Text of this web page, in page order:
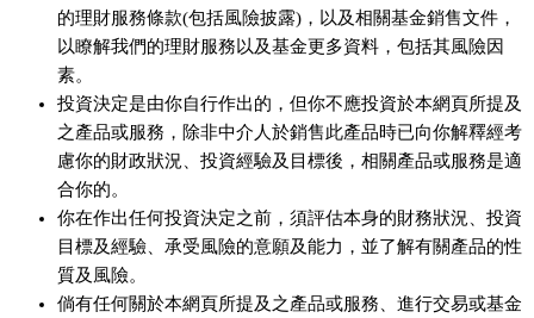
的理財服務條款(包括風險披露)，以及相關基金銷售文件，
以瞭解我們的理財服務以及基金更多資料，包括其風險因
素。
投資決定是由你自行作出的，但你不應投資於本網頁所提及
之產品或服務，除非中介人於銷售此產品時已向你解釋經考
慮你的財政狀況、投資經驗及目標後，相關產品或服務是適
合你的。
你在作出任何投資決定之前，須評估本身的財務狀況、投資
目標及經驗、承受風險的意願及能力，並了解有關產品的性
質及風險。
倘有任何關於本網頁所提及之產品或服務、進行交易或基金